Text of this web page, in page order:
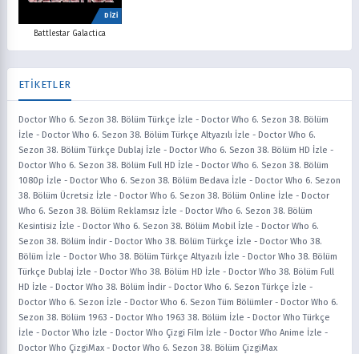
DİZİ
Battlestar Galactica
ETİKETLER
Doctor Who 6. Sezon 38. Bölüm Türkçe İzle - Doctor Who 6. Sezon 38. Bölüm
İzle - Doctor Who 6. Sezon 38. Bölüm Türkçe Altyazılı İzle - Doctor Who 6.
Sezon 38. Bölüm Türkçe Dublaj İzle - Doctor Who 6. Sezon 38. Bölüm HD İzle -
Doctor Who 6. Sezon 38. Bölüm Full HD İzle - Doctor Who 6. Sezon 38. Bölüm
1080p İzle - Doctor Who 6. Sezon 38. Bölüm Bedava İzle - Doctor Who 6. Sezon
38. Bölüm Ücretsiz İzle - Doctor Who 6. Sezon 38. Bölüm Online İzle - Doctor
Who 6. Sezon 38. Bölüm Reklamsız İzle - Doctor Who 6. Sezon 38. Bölüm
Kesintisiz İzle - Doctor Who 6. Sezon 38. Bölüm Mobil İzle - Doctor Who 6.
Sezon 38. Bölüm İndir - Doctor Who 38. Bölüm Türkçe İzle - Doctor Who 38.
Bölüm İzle - Doctor Who 38. Bölüm Türkçe Altyazılı İzle - Doctor Who 38. Bölüm
Türkçe Dublaj İzle - Doctor Who 38. Bölüm HD İzle - Doctor Who 38. Bölüm Full
HD İzle - Doctor Who 38. Bölüm İndir - Doctor Who 6. Sezon Türkçe İzle -
Doctor Who 6. Sezon İzle - Doctor Who 6. Sezon Tüm Bölümler - Doctor Who 6.
Sezon 38. Bölüm 1963 - Doctor Who 1963 38. Bölüm İzle - Doctor Who Türkçe
İzle - Doctor Who İzle - Doctor Who Çizgi Film İzle - Doctor Who Anime İzle -
Doctor Who ÇizgiMax - Doctor Who 6. Sezon 38. Bölüm ÇizgiMax